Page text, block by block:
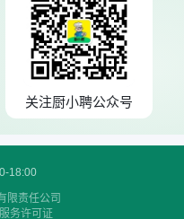
关注厨小聘公众号
18:00
限责任公司
务许可证